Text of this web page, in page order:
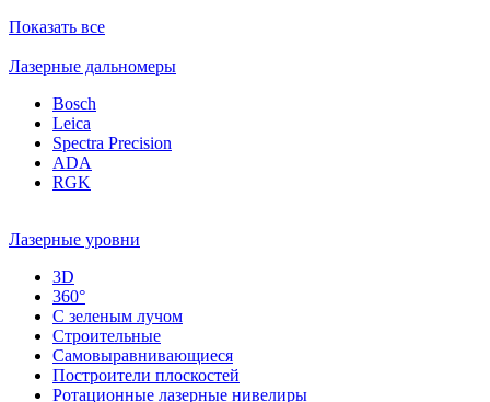
Показать все
Лазерные дальномеры
Bosch
Leica
Spectra Precision
ADA
RGK
Лазерные уровни
3D
360°
С зеленым лучом
Строительные
Самовыравнивающиеся
Построители плоскостей
Ротационные лазерные нивелиры